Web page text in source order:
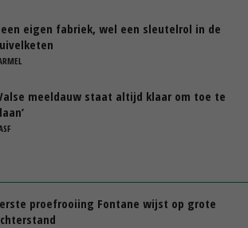
eigen fabriek, wel een sleutelrol in de
meeldauw staat altijd klaar om toe te
proefrooiing Fontane wijst op grote